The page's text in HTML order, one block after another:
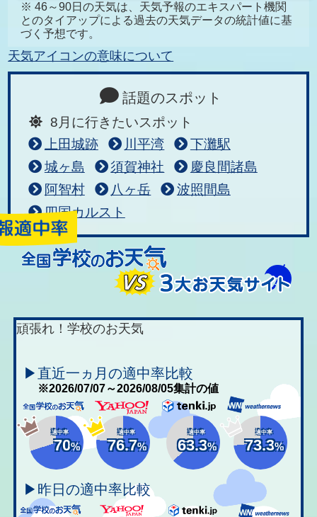
※ 46～90日の天気は、天気予報のエキスパート機関
とのタイアップによる過去の天気データの統計値に基
づく予想です。
天気アイコンの意味について
話題のスポット
8月に行きたいスポット
上田城跡
川平湾
下灘駅
城ヶ島
須賀神社
慶良間諸島
阿智村
八ヶ岳
波照間島
四国カルスト
頑張れ！学校のお天気
▶直近一ヵ月の適中率比較
※2026/07/07～2026/08/05集計の値
適中率
70%
適中率
76.7%
適中率
63.3%
適中率
73.3%
▶昨日の適中率比較